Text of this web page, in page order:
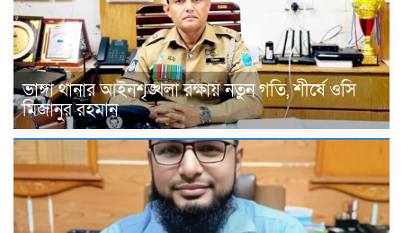
ভাঙ্গা থানার আইনশৃঙ্খলা রক্ষায় নতুন গতি, শীর্ষে ওসি
মিজানুর রহমান